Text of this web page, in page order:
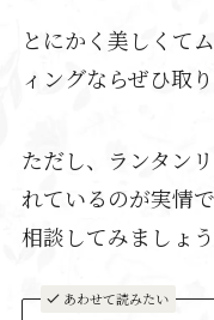
とにかく美しくて
ィングならぜひ取
ただし、ランタン
れているのが実情
相談してみましょう
あわせて読みたい